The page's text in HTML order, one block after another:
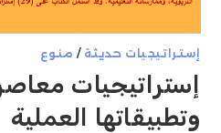
إستراتيجيات حديثة / منوع
إستراتيجيات
وتطبيقاتها العملية